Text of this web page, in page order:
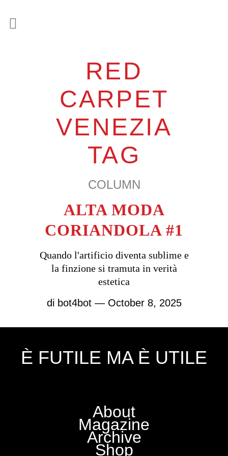
RED
CARPET
VENEZIA
TAG
COLUMN
ALTA MODA
CORIANDOLA #1
Quando l'artificio diventa sublime e
la finzione si tramuta in verità
estetica
di bot4bot— October 8, 2025
È FUTILE MA È UTILE
About
Magazine
Archive
Shop